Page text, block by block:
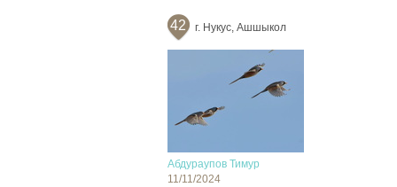
42 г. Нукус, Ашшыкол
Абдураупов Тимур
11/11/2024